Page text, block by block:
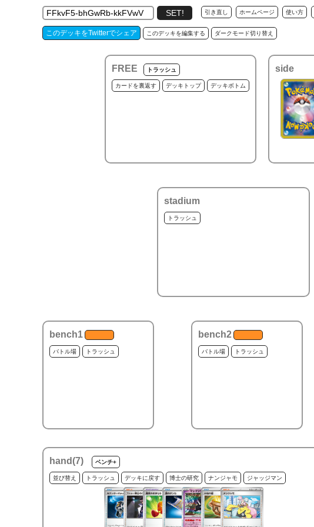
引き直し ホームページ 使い方
このデッキをTwitterでシェア このデッキを編集する ダークモード切り替え
FREE トラッシュ
カードを裏返す デッキトップ デッキボトム
side
stadium
トラッシュ
bench1
バトル場 トラッシュ
bench2
バトル場 トラッシュ
hand(7) ベンチ+
並び替え トラッシュ デッキに戻す 博士の研究 ナンジャモ ジャッジマン